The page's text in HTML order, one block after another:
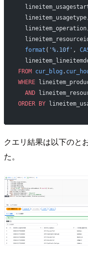
  format
( '%.10f' ,
FROM cur_blog .
WHERE
  AND
ORDER BY
クエリ結果は以下のと
た。